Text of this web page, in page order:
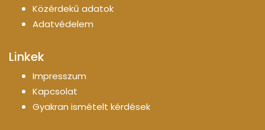
Közérdekű adatok
Adatvédelem
Linkek
Impresszum
Kapcsolat
Gyakran ismételt kérdések